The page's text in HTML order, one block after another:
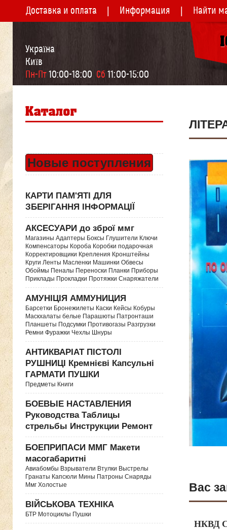
Доставка и оплата Информация Найти
Україна
Київ
Пн-Пт 10:00-18:00 Сб 11:00-15:00
Новые поступления
КАРТИ ПАМ'ЯТІ ДЛЯ
ЗБЕРІГАННЯ ІНФОРМАЦІЇ
АКСЕСУАРИ до зброї ммг
Магазины Адаптеры Боксы Глушители Ключи
Компенсаторы Короба Коробки подарочная
Корректировщики Крепления Кронштейны
Круги Ленты Масленки Машинки Обвесы
Обоймы Пеналы Переноски Планки Приборы
Приклады Прокладки Протяжки Снаряжатели
АМУНІЦІЯ АММУНИЦИЯ
Барсетки Бронежилеты Каски Кейсы Кобуры
Маскхалаты белые Парашюты Патронташи
Планшеты Подсумки Противогазы Разгрузки
Ремни Фуражки Чехлы Шнуры
АНТИКВАРІАТ ПІСТОЛІ
РУШНИЦІ Кремнієві Капсульні
ГАРМАТИ ПУШКИ
Предметы Книги
БОЕВЫЕ НАСТАВЛЕНИЯ
Руководства Таблицы
стрельбы Инструкции Ремонт
БОЕПРИПАСИ ММГ Макети
масогабаритні
Авиабомбы Взрыватели Втулки Выстрелы
Гранаты Капсюли Мины Патроны Снаряды
Ммг Холостые
ВІЙСЬКОВА ТЕХНІКА
БТР Мотоциклы Пушки
Вас
НКВД